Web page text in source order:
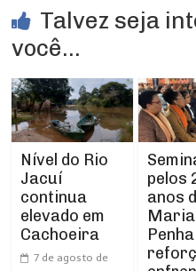
Talvez seja
você...
Nível do Rio
Jacuí
continua
elevado em
Cachoeira
7 de agosto de
pelos
anos
Penha